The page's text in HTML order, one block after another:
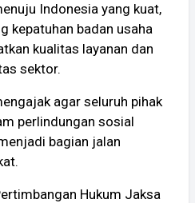
Indonesia yang kuat,
kepatuhan badan usaha
kualitas layanan dan
sektor.
agar seluruh pihak
perlindungan sosial
bagian jalan
Hukum Jaksa